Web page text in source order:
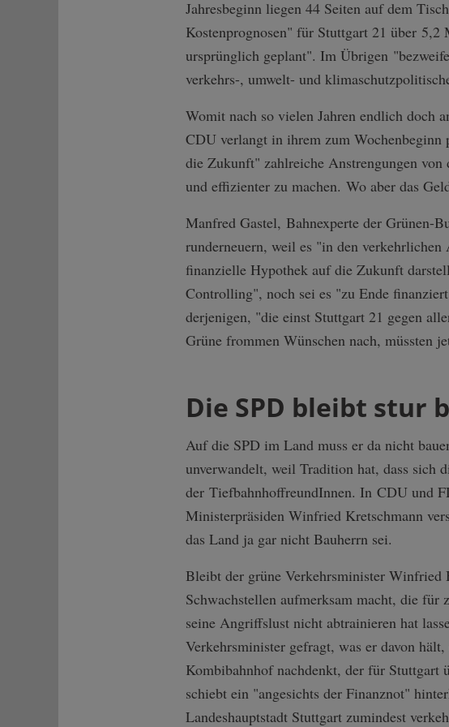
Jahresbeginn liegen 44 Seiten auf dem
Kostenprognosen" für Stuttgart 21 über
ursprünglich geplant". Im Übrigen
verkehrs-, umwelt- und
Womit nach so vielen Jahren endlich doch
CDU verlangt in ihrem zum
die Zukunft" zahlreiche Anstrengungen
und effizienter zu machen. Wo aber das
Manfred Gastel, Bahnexperte der Grünen-
runderneuern, weil es "in den verkehrlichen
finanzielle Hypothek auf die Zukunft
Controlling", noch sei es "zu Ende
derjenigen, "die einst Stuttgart 21 gegen
Grüne frommen Wünschen nach, müssten
Die SPD bleibt stur
Auf die SPD im Land muss er da nicht
unverwandelt, weil Tradition hat, dass sich
der TiefbahnhoffreundInnen. In CDU und
Ministerpräsiden Winfried Kretschmann
das Land ja gar nicht Bauherrn sei.
Bleibt der grüne Verkehrsminister Winfried
Schwachstellen aufmerksam macht, die
seine Angriffslust nicht abtrainieren hat
Verkehrsminister gefragt, was er davon
Kombibahnhof nachdenkt, der für Stuttgart
schiebt ein "angesichts der Finanznot"
Landeshauptstadt Stuttgart zumindest